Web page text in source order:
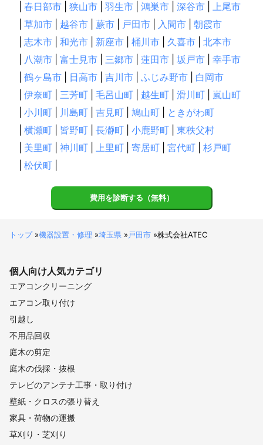
春日部市 狭山市 羽生市 鴻巣市 深谷市
上尾市
草加市 越谷市 蕨市 戸田市 入間市
朝霞市
志木市 和光市 新座市 桶川市 久喜市
北本市
八潮市 富士見市 三郷市 蓮田市 坂戸市
幸手市
鶴ヶ島市 日高市 吉川市 ふじみ野市
白岡市
伊奈町 三芳町 毛呂山町 越生町 滑川町
嵐山町
小川町 川島町 吉見町 鳩山町
ときがわ町
横瀬町 皆野町 長瀞町 小鹿野町
東秩父村
美里町 神川町 上里町 寄居町 宮代町
杉戸町
松伏町
費用を診断する（無料）
トップ»機器設置・修理 »埼玉県 »戸田市 »株式会社ATEC
個人向け人気カテゴリ
エアコンクリーニング
エアコン取り付け
引越し
不用品回収
庭木の剪定
庭木の伐採・抜根
テレビのアンテナ工事・取り付け
壁紙・クロスの張り替え
家具・荷物の運搬
草刈り・芝刈り